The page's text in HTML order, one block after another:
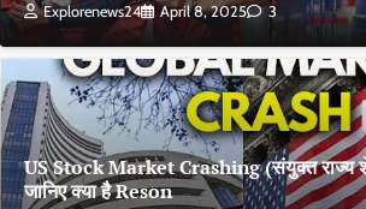
Explorenews24 April 8, 2025 3
US Stock Market Crashing (संयुक्त राज्य
जानिए क्या है Reson